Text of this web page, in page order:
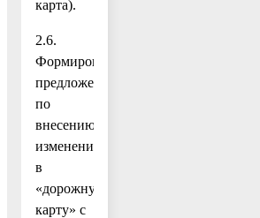
карта).
2.6.
Формирование
предложений
по
внесению
изменений
в
«дорожную
карту» с